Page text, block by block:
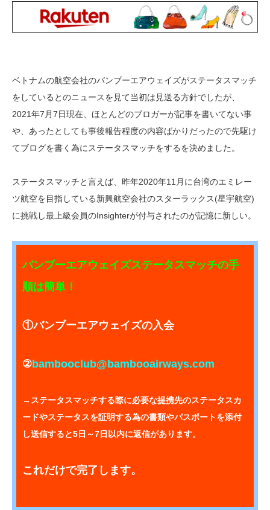
ベトナムの航空会社のバンブーエアウェイズがステータスマッチ
をしているとのニュースを見て当初は見送る方針でしたが、
2021年7月7日現在、ほとんどのブロガーが記事を書いてない事
や、あったとしても事後報告程度の内容ばかりだったので先駆け
てブログを書く為にステータスマッチをするを決めました。
ステータスマッチと言えば、昨年2020年11月に台湾のエミレー
ツ航空を目指している新興航空会社のスターラックス(星宇航空)
に挑戦し最上級会員のInsighterが付与されたのが記憶に新しい。
バンブーエアウェイズステータスマッチの手
順は簡単！
①バンブーエアウェイズの入会
②bambooclub@bambooairways.com
→ステータスマッチする際に必要な提携先のステータスカ
ードやステータスを証明する為の書類やパスポートを添付
し送信すると5日～7日以内に返信があります。
これだけで完了します。